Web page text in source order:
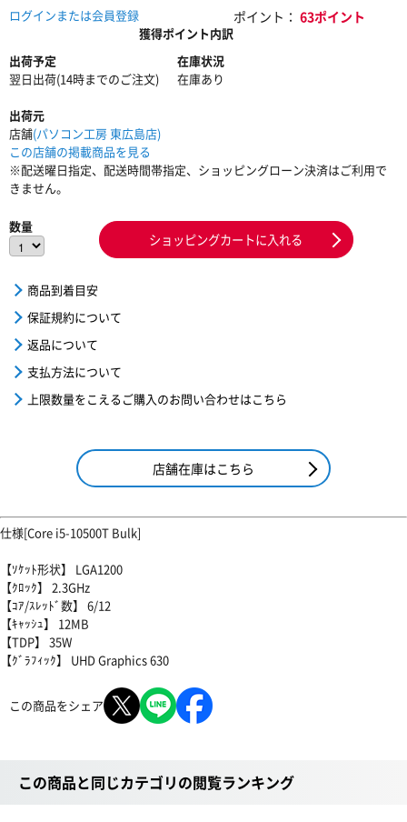
ログインまたは会員登録
獲得ポイント内訳
ポイント： 63ポイント
出荷予定
翌日出荷(14時までのご注文)
在庫状況
在庫あり
出荷元
店舗(パソコン工房 東広島店)
この店舗の掲載商品を見る
※配送曜日指定、配送時間帯指定、ショッピングローン決済はご利用で
きません。
数量
ショッピングカートに入れる
商品到着目安
保証規約について
返品について
支払方法について
上限数量をこえるご購入のお問い合わせはこちら
店舗在庫はこちら
仕様[Core i5-10500T Bulk]
【ｿｹｯﾄ形状】 LGA1200
【ｸﾛｯｸ】 2.3GHz
【ｺｱ/ｽﾚｯﾄﾞ数】 6/12
【ｷｬｯｼｭ】 12MB
【TDP】 35W
【ｸﾞﾗﾌｨｯｸ】 UHD Graphics 630
この商品をシェア
この商品と同じカテゴリの閲覧ランキング